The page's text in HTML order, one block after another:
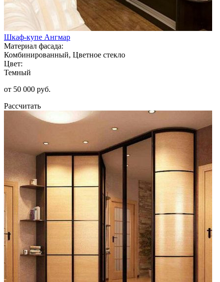
Шкаф-купе Ангмар
Материал фасада:
Комбинированный, Цветное стекло
Цвет:
Темный
от 50 000 руб.
Рассчитать